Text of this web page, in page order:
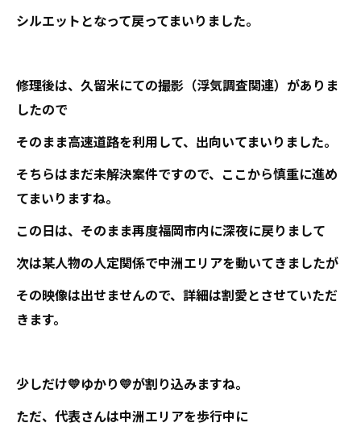
シルエットとなって戻ってまいりました。
修理後は、久留米にての撮影（浮気調査関連）がありま
したので
そのまま高速道路を利用して、出向いてまいりました。
そちらはまだ未解決案件ですので、ここから慎重に進め
てまいりますね。
この日は、そのまま再度福岡市内に深夜に戻りまして
次は某人物の人定関係で中洲エリアを動いてきましたが
その映像は出せませんので、詳細は割愛とさせていただ
きます。
少しだけ💛ゆかり💛が割り込みますね。
ただ、代表さんは中洲エリアを歩行中に